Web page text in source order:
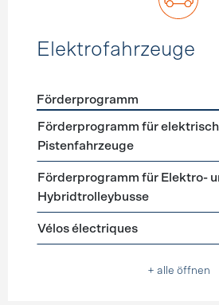
Elektrofahrzeuge
Förderprogramme
Förderprogramm
Förderprogramm für
Pistenfahrzeuge
Förderprogramm für Elektro-
Hybridtrolleybusse
Vélos électriques
+ alle öffnen